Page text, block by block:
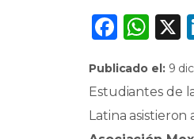
F
c
e
b
W
a
ts
A
Publicado el: 9
Estudiantes de
Latina asistieron